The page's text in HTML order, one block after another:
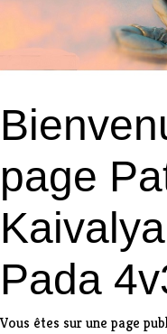
page
Kaivalya
Pada
Vous êtes sur une page